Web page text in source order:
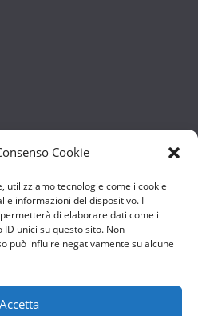
Cookie
utilizziamo tecnologie come i cookie
informazioni del dispositivo. Il
di elaborare dati come il
unici su questo sito. Non
può influire negativamente su alcune
Accetta